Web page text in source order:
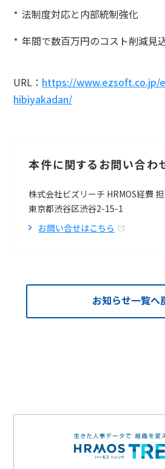
法制度対応と内部統制強化
年間で数百万円のコスト削減見
URL： https://www.ezsoft.co.jp/
hibiyakadan/
本件に関するお問い合わ
株式会社ビズリーチ HRMOS経費 担
東京都渋谷区渋谷2-15-1
お問い合せはこちら
お知らせ一覧へ